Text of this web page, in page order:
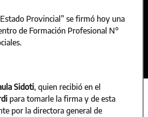
Provincial” se firmó hoy una
de Formación Profesional N°
Sidoti, quien recibió en el
para tomarle la firma y de esta
por la directora general de